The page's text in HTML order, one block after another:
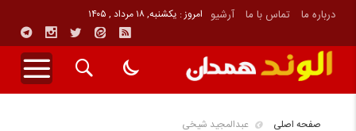
درباره ما تماس با ما آرشیو امروز : یکشنبه, ۱۸ مرداد , ۱۴۰۵
صفحه اصلی عبدالمجید شیخی